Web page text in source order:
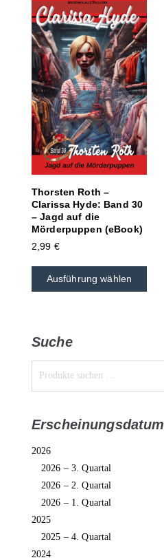
Thorsten Roth –
Clarissa Hyde: Band 30
– Jagd auf die
Mörderpuppen (eBook)
2,99 €
Ausführung wählen
Suche
Erscheinungsdatum
2026
2026 – 3. Quartal
2026 – 2. Quartal
2026 – 1. Quartal
2025
2025 – 4. Quartal
2024